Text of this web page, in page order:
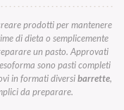
prodotti per mantenere
di dieta o semplicemente
un pasto. Approvati
sono pasti completi
in formati diversibarrette,
da preparare.